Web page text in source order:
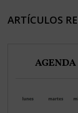
ARTÍCULOS